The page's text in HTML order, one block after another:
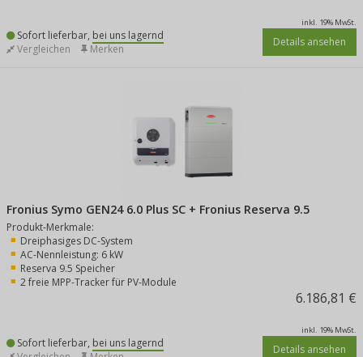
inkl. 19% MwSt.
Sofort lieferbar, bei uns lagernd Details ansehen
Vergleichen Merken
Fronius Symo GEN24 6.0 Plus SC + Fronius Reserva 9.5
Produkt-Merkmale:
Dreiphasiges DC-System
AC-Nennleistung: 6 kW
Reserva 9.5 Speicher
2 freie MPP-Tracker für PV-Module
6.186,81 €
inkl. 19% MwSt.
Sofort lieferbar, bei uns lagernd Details ansehen